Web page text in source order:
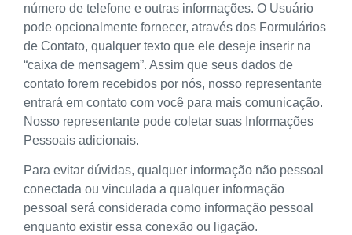
número de telefone e outras informações. O Usuário
pode opcionalmente fornecer, através dos Formulários
de Contato, qualquer texto que ele deseje inserir na
“caixa de mensagem”. Assim que seus dados de
contato forem recebidos por nós, nosso representante
entrará em contato com você para mais comunicação.
Nosso representante pode coletar suas Informações
Pessoais adicionais.
Para evitar dúvidas, qualquer informação não pessoal
conectada ou vinculada a qualquer informação
pessoal será considerada como informação pessoal
enquanto existir essa conexão ou ligação.